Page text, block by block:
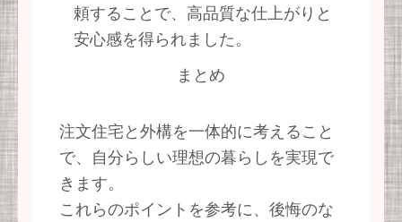
頼することで、高品質な仕上がりと
安心感を得られました。
まとめ
注文住宅と外構を一体的に考えること
で、自分らしい理想の暮らしを実現で
きます。
これらのポイントを参考に、後悔のな